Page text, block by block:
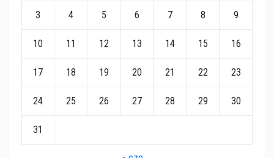
3 4 5 6 7 8 9
10 11 12 13 14 15 16
17 18 19 20 21 22 23
24 25 26 27 28 29 30
31